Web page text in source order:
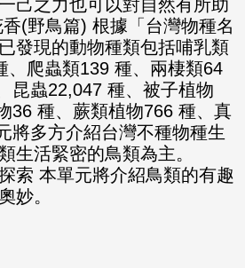
己之力也可以對自然有所助
(野鳥篇) 根據「台灣物種名
發現的動物種類包括哺乳類
、爬蟲類139 種、兩棲類64
昆蟲22,047 種、被子植物
36 種、蕨類植物766 種、真
將多方介紹台灣不種物種生
生活緊密的鳥類為主。
索 本單元將介紹鳥類的有趣
妙。